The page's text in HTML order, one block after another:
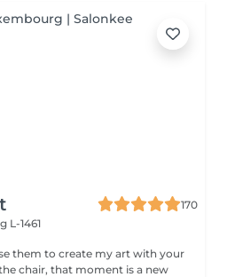
170
L-1461
them to create my art with your
chair, that moment is a new